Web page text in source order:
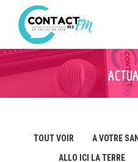
TOUT VOIR A VOTRE
ALLO ICI LA TERRE